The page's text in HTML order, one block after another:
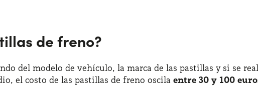
de freno?
del modelo de vehículo, la marca de las pastillas y si se
el costo de las pastillas de freno oscila entre 30 y 100